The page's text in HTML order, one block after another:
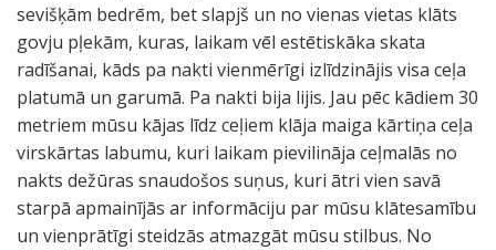
sevišķām bedrēm, bet slapjš un no vienas vietas klāts
govju pļekām, kuras, laikam vēl estētiskāka skata
radīšanai, kāds pa nakti vienmērīgi izlīdzinājis visa ceļa
platumā un garumā. Pa nakti bija lijis. Jau pēc kādiem 30
metriem mūsu kājas līdz ceļiem klāja maiga kārtiņa ceļa
virskārtas labumu, kuri laikam pievilināja ceļmalās no
nakts dežūras snaudošos suņus, kuri ātri vien savā
starpā apmainījās ar informāciju par mūsu klātesamību
un vienprātīgi steidzās atmazgāt mūsu stilbus. No